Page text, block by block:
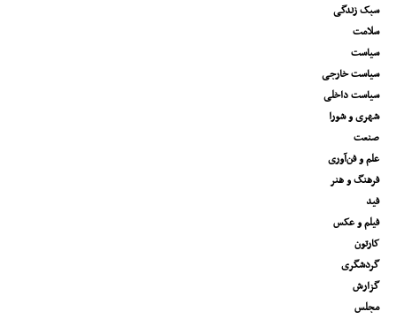
سبک زندگی
سلامت
سیاست
سیاست خارجی
سیاست داخلی
شهری و شورا
صنعت
علم و فن‌آوری
فرهنگ و هنر
فید
فیلم و عکس
کارتون
گردشگری
گزارش
مجلس